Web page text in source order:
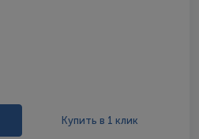
Купить в 1 клик